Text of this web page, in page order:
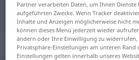
"voda" Deutsch
„voda“
Partner verarbeiten Daten, um Ihnen Dienste
aufgeführten Zwecke. Wenn Tracker
Inhalte und Anzeigen möglicherweise nicht
können dieses Menü jederzeit wieder
ändern oder Ihre Einwilligung zu widerrufen,
Privatsphäre-Einstellungen am unteren Rand
Einstellungen gelten innerhalb unseres